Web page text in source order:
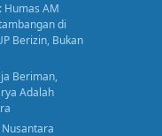
Humas AM
di
Berizin, Bukan
Beriman,
Adalah